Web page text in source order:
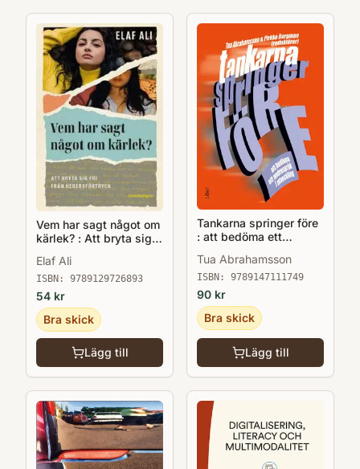
Vem har sagt något om
kärlek? : Att bryta sig
Elaf Ali
ISBN: 9789129726893
54 kr
Bra skick
Lägg till
Tankarna springer före
: att bedöma ett
Tua Abrahamsson
ISBN: 9789147111749
90 kr
Bra skick
Lägg till